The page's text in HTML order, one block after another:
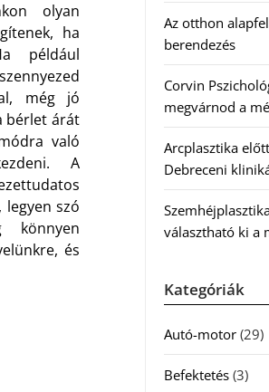
olyan
ha
például
még jó
bérlet árát
való
A
legyen szó
könnyen
és
Az otthon
berendezés
Corvin
megvárnod a
Arcplasztika
Debreceni
választható ki a
Kategóriák
Autó-motor(29)
Befektetés(3)